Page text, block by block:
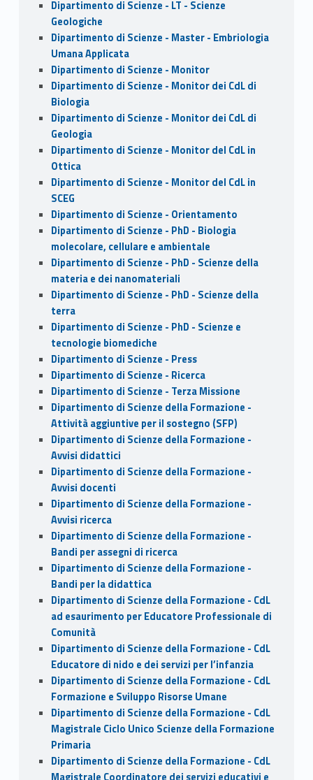
Dipartimento di Scienze - LT - Scienze
Geologiche
Dipartimento di Scienze - Master - Embriologia
Umana Applicata
Dipartimento di Scienze - Monitor
Dipartimento di Scienze - Monitor dei CdL di
Biologia
Dipartimento di Scienze - Monitor dei CdL di
Geologia
Dipartimento di Scienze - Monitor del CdL in
Ottica
Dipartimento di Scienze - Monitor del CdL in
SCEG
Dipartimento di Scienze - Orientamento
Dipartimento di Scienze - PhD - Biologia
molecolare, cellulare e ambientale
Dipartimento di Scienze - PhD - Scienze della
materia e dei nanomateriali
Dipartimento di Scienze - PhD - Scienze della
terra
Dipartimento di Scienze - PhD - Scienze e
tecnologie biomediche
Dipartimento di Scienze - Press
Dipartimento di Scienze - Ricerca
Dipartimento di Scienze - Terza Missione
Dipartimento di Scienze della Formazione -
Attività aggiuntive per il sostegno (SFP)
Dipartimento di Scienze della Formazione -
Avvisi didattici
Dipartimento di Scienze della Formazione -
Avvisi docenti
Dipartimento di Scienze della Formazione -
Avvisi ricerca
Dipartimento di Scienze della Formazione -
Bandi per assegni di ricerca
Dipartimento di Scienze della Formazione -
Bandi per la didattica
Dipartimento di Scienze della Formazione - CdL
ad esaurimento per Educatore Professionale di
Comunità
Dipartimento di Scienze della Formazione - CdL
Educatore di nido e dei servizi per l’infanzia
Dipartimento di Scienze della Formazione - CdL
Formazione e Sviluppo Risorse Umane
Dipartimento di Scienze della Formazione - CdL
Magistrale Ciclo Unico Scienze della Formazione
Primaria
Dipartimento di Scienze della Formazione - CdL